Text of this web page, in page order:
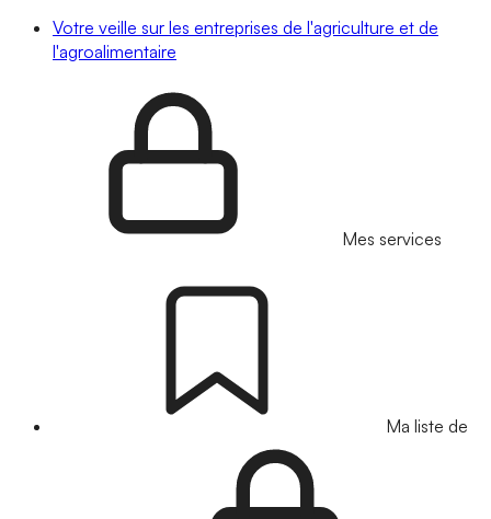
Votre veille sur les entreprises de l'agriculture et de
l'agroalimentaire
Mes services
Ma liste de